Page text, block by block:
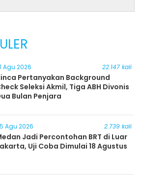
Agu 2026 22.147 kali
Pertanyakan Background
Seleksi Akmil, Tiga ABH Divonis
Bulan Penjara
Agu 2026 2.739 kali
Jadi Percontohan BRT di Luar
Uji Coba Dimulai 18 Agustus